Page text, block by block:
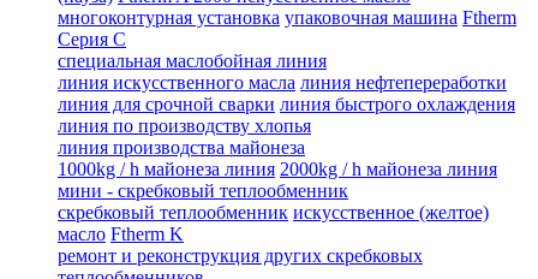
многоконтурная установка упаковочная машина Ftherm
Серия C
специальная маслобойная линия
линия искусственного масла линия нефтепереработки
линия для срочной сварки линия быстрого охлаждения
линия по производству хлопья
линия производства майонеза
1000kg / h майонеза линия 2000kg / h майонеза линия
мини - скребковый теплообменник
скребковый теплообменник искусственное (желтое)
масло Ftherm K
ремонт и реконструкция других скребковых